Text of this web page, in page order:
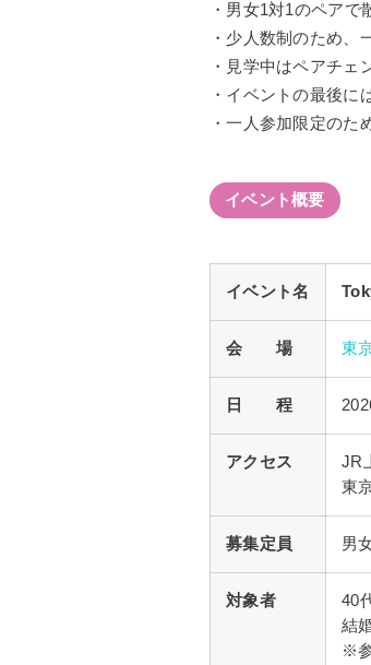
・男女1対1のペアで
・少人数制のため、
・見学中はペアチェ
・イベントの最後に
・一人参加限定のた
イベント概要
イベント名
会 場 東
日 程
アクセス
JR
東
募集定員 男
対象者
40
結
※